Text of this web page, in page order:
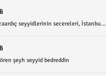
seyyidlerinin secereleri, İstanbu...
şeyh seyyid bedreddin